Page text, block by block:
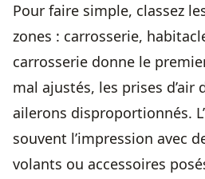
Pour faire simple, classez
zones : carrosserie,
carrosserie donne le
mal ajustés, les prises d’air
ailerons disproportionnés.
souvent l’impression avec
volants ou accessoires